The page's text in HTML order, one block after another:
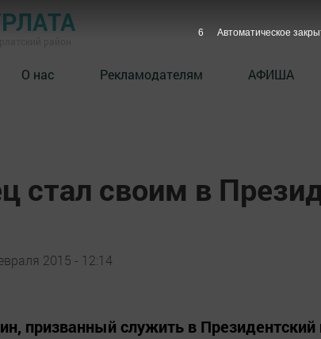
О нас Рекламодателям АФИША
стал своим в
2015 - 12:14
призванный служить в
5 Автоматическое